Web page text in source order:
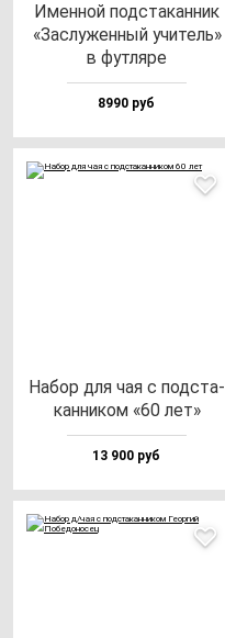
Имен­ной под­ста­кан­ник
«Зас­лу­жен­ный учи­тель»
в фут­ля­ре
8990 руб
Набор для чая с под­ста­
кан­ни­ком «60 лет»
13 900 руб